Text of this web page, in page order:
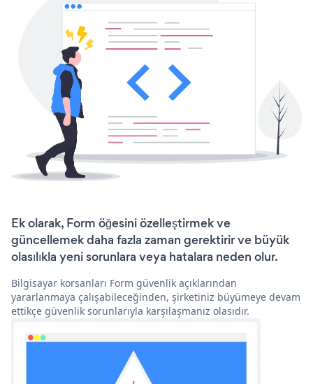
Ek olarak, Form öğesini özelleştirmek ve
güncellemek daha fazla zaman gerektirir ve büyük
olasılıkla yeni sorunlara veya hatalara neden olur.
Bilgisayar korsanları Form güvenlik açıklarından
yararlanmaya çalışabileceğinden, şirketiniz büyümeye devam
ettikçe güvenlik sorunlarıyla karşılaşmanız olasıdır.